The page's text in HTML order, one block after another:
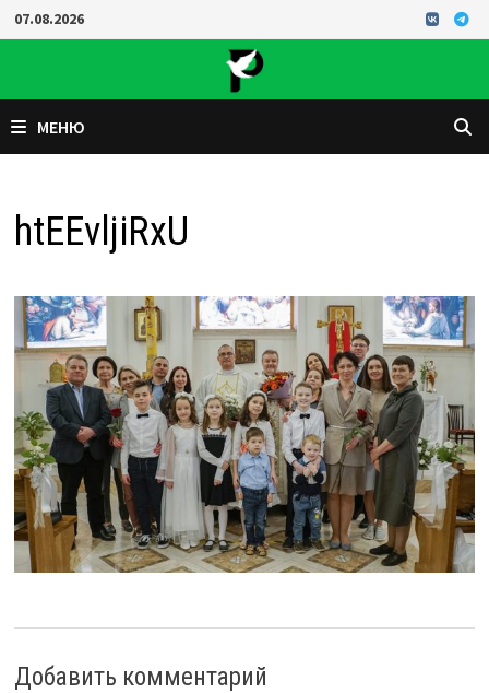
Перейти
к
07.08.2026
МЕНЮ
htEEvljiRxU
Добавить комментарий